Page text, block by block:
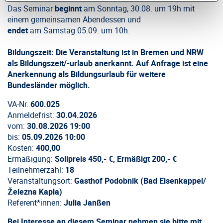
Das Seminarbeginnt am Sonntag, 30.08. um 19h mit
einem gemeinsamen Abendessen und
endetam Samstag 05.09. um 10h.
Bildungszeit: Die Veranstaltung ist in Bremen und NRW
als Bildungszeit/-urlaub anerkannt. Auf Anfrage ist eine
Anerkennung als Bildungsurlaub für weitere
Bundesländer möglich.
VA-Nr. 600.025
Anmeldefrist: 30.04.2026
vom: 30.08.2026 19:00
bis: 05.09.2026 10:00
Kosten: 400,00
Ermäßigung: Solipreis 450,- €, Ermäßigt 200,- €
Teilnehmerzahl: 18
Veranstaltungsort: Gasthof Podobnik (Bad Eisenkappel/
Železna Kapla)
Referent*innen: Julia Janßen